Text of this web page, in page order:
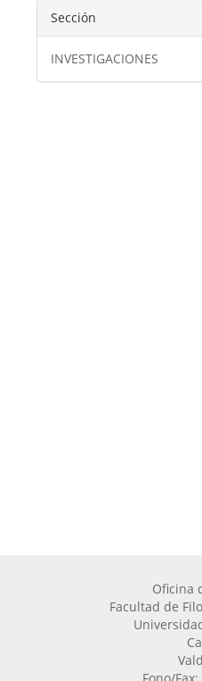
Sección
INVESTIGACIONES
Oficina
Facultad de